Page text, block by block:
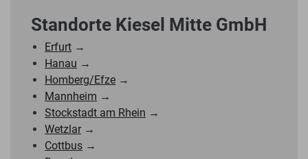
Standorte Kiesel Mitte GmbH
Erfurt →
Hanau →
Homberg/Efze →
Mannheim →
Stockstadt am Rhein →
Wetzlar→
Cottbus →